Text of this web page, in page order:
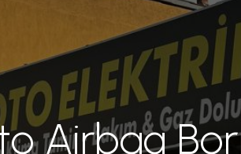
Airbag